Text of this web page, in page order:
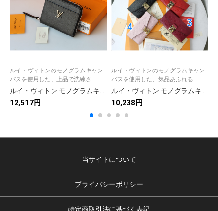
ルイ・ヴィトンのモノグラムキャン
バスを使用した、上品で洗練さ...
12,517円
ルイ・ヴィトンのモノグラムキャン
バスを使用した、気品あふれる...
10,238円
当サイトについて
プライバシーポリシー
特定商取引法に基づく表記